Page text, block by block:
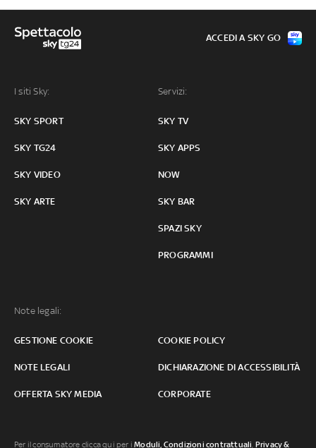
I siti Sky:
SKY SPORT
SKY TG24
SKY VIDEO
SKY ARTE
Servizi:
SKY TV
SKY APPS
NOW
SKY BAR
SPAZI SKY
PROGRAMMI
Note legali:
GESTIONE COOKIE COOKIE POLICY
NOTE LEGALI DICHIARAZIONE DI ACCESSIBILITÀ
OFFERTA SKY MEDIA CORPORATE
ACCEDI A SKY GO
Per il consumatore clicca qui per iModuli, Condizioni contrattuali, Privacy &